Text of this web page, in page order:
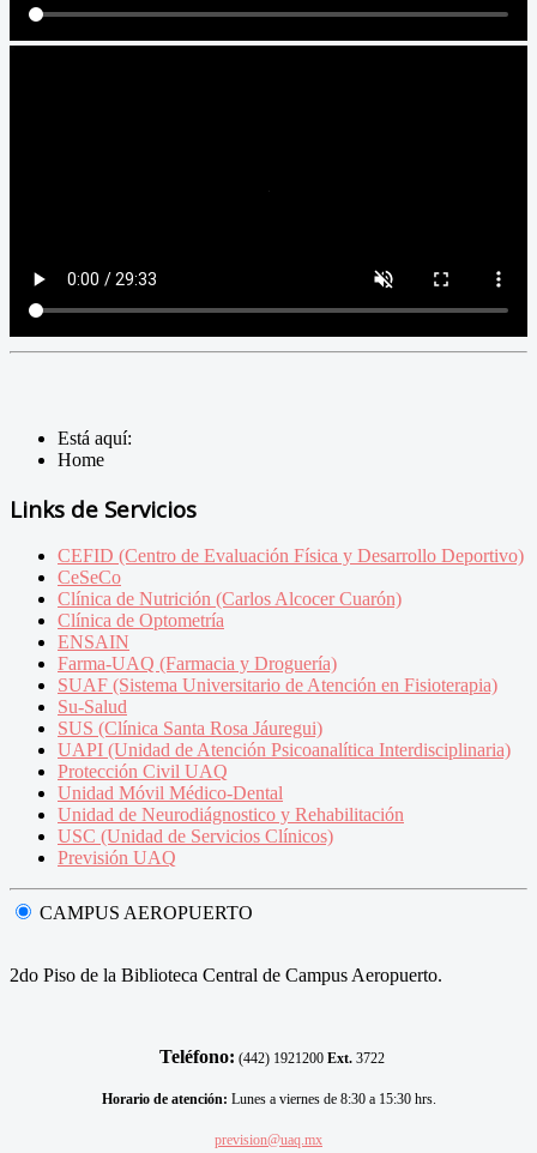
Está aquí:
Home
Links de Servicios
CEFID (Centro de Evaluación Física y Desarrollo Deportivo)
CeSeCo
Clínica de Nutrición (Carlos Alcocer Cuarón)
Clínica de Optometría
ENSAIN
Farma-UAQ (Farmacia y Droguería)
SUAF (Sistema Universitario de Atención en Fisioterapia)
Su-Salud
SUS (Clínica Santa Rosa Jáuregui)
UAPI (Unidad de Atención Psicoanalítica Interdisciplinaria)
Protección Civil UAQ
Unidad Móvil Médico-Dental
Unidad de Neurodiágnostico y Rehabilitación
USC (Unidad de Servicios Clínicos)
Previsión UAQ
CAMPUS AEROPUERTO
2do Piso de la Biblioteca Central de Campus Aeropuerto.
Teléfono: (442) 1921200 Ext.3722
Horario de atención: Lunes a viernes de 8:30 a 15:30 hrs.
prevision@uaq.mx